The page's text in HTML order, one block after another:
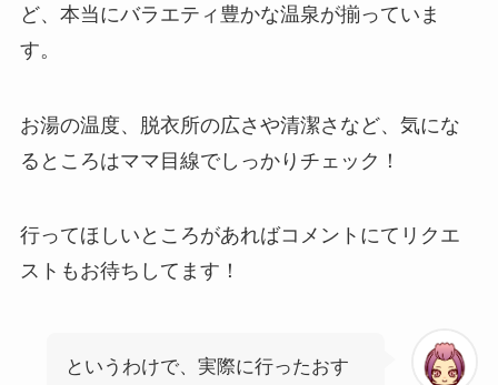
ど、本当にバラエティ豊かな温泉が揃っていま
す。
お湯の温度、脱衣所の広さや清潔さなど、気にな
るところはママ目線でしっかりチェック！
行ってほしいところがあればコメントにてリクエ
ストもお待ちしてます！
というわけで、実際に行ったおす